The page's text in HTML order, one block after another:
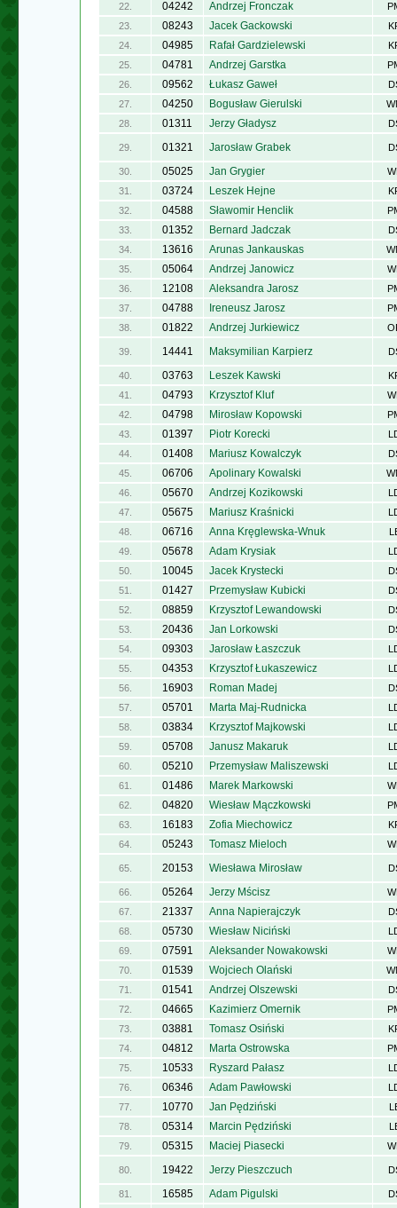
22.
04242 Andrzej Fronczak
23.
08243 Jacek Gackowski
24.
04985 Rafał Gardzielewski
25.
04781 Andrzej Garstka
26.
09562 Łukasz Gaweł
27.
04250 Bogusław Gierulski
28.
01311 Jerzy Gładysz
29. 01321 Jarosław Grabek
30. 05025 Jan Grygier
31.
03724 Leszek Hejne
32.
04588 Sławomir Henclik
33.
01352 Bernard Jadczak
34.
13616 Arunas Jankauskas
35.
05064 Andrzej Janowicz
36.
12108 Aleksandra Jarosz
37.
04788 Ireneusz Jarosz
38.
01822 Andrzej Jurkiewicz
39. 14441 Maksymilian Karpierz
40. 03763 Leszek Kawski
41.
04793 Krzysztof Kluf
42.
04798 Mirosław Kopowski
43.
01397 Piotr Korecki
44.
01408 Mariusz Kowalczyk
45.
06706 Apolinary Kowalski
46.
05670 Andrzej Kozikowski
47.
05675 Mariusz Kraśnicki
48.
06716 Anna Kręglewska-Wnuk
49.
05678 Adam Krysiak
50.
10045 Jacek Krystecki
51.
01427 Przemysław Kubicki
52.
08859 Krzysztof Lewandowski
53.
20436 Jan Lorkowski
54.
09303 Jarosław Łaszczuk
55.
04353 Krzysztof Łukaszewicz
56.
16903 Roman Madej
57.
05701 Marta Maj-Rudnicka
58.
03834 Krzysztof Majkowski
59.
05708 Janusz Makaruk
60.
05210 Przemysław Maliszewski
61.
01486 Marek Markowski
62.
04820 Wiesław Mączkowski
63.
16183 Zofia Miechowicz
64.
05243 Tomasz Mieloch
65. 20153 Wiesława Mirosław
66. 05264 Jerzy Mścisz
67.
21337 Anna Napierajczyk
68.
05730 Wiesław Niciński
69.
07591 Aleksander Nowakowski
70.
01539 Wojciech Olański
71.
01541 Andrzej Olszewski
72.
04665 Kazimierz Omernik
73.
03881 Tomasz Osiński
74.
04812 Marta Ostrowska
75.
10533 Ryszard Pałasz
76.
06346 Adam Pawłowski
77.
10770 Jan Pędziński
78.
05314 Marcin Pędziński
79.
05315 Maciej Piasecki
80. 19422 Jerzy Pieszczuch
81. 16585 Adam Pigulski